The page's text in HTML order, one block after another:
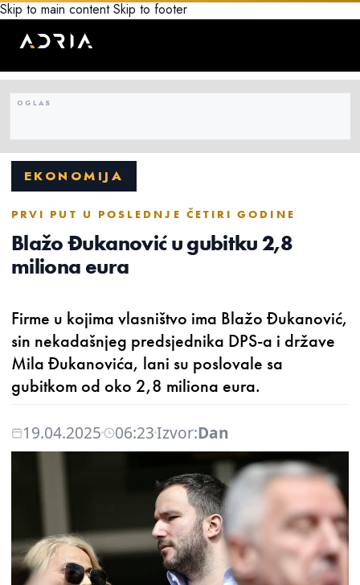
Skip to main content Skip to footer
EKONOMIJA
PRVI PUT U POSLEDNJE ČETIRI GODINE
Blažo Đukanović u gubitku 2,8
miliona eura
Firme u kojima vlasništvo ima Blažo Đukanović,
sin nekadašnjeg predsjednika DPS-a i države
Mila Đukanovića, lani su poslovale sa
gubitkom od oko 2,8 miliona eura.
19.04.2025 06:23Izvor:Dan